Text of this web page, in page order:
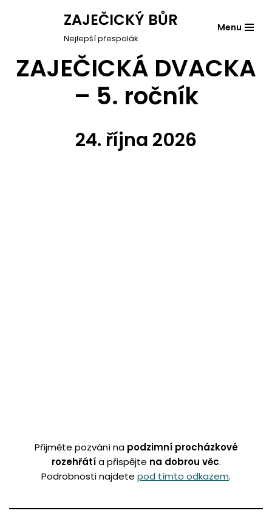
obsah
ZAJEČICKÝ BŮR
Nejlepší přespolák
Menu
ZAJEČICKÁ DVACKA
– 5. ročník
24. října 2026
Přijměte pozvání na podzimní procházkové
rozehřátía přispějte na dobrou věc.
Podrobnosti najdete pod tímto odkazem.